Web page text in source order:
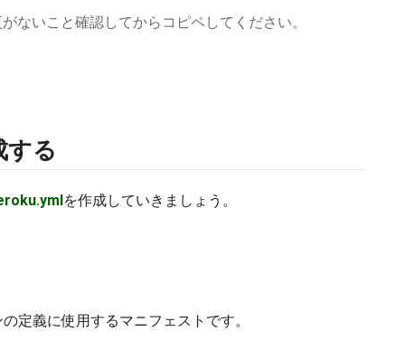
ないこと確認してからコピペしてください。
する
を作成していきましょう。
定義に使用するマニフェストです。